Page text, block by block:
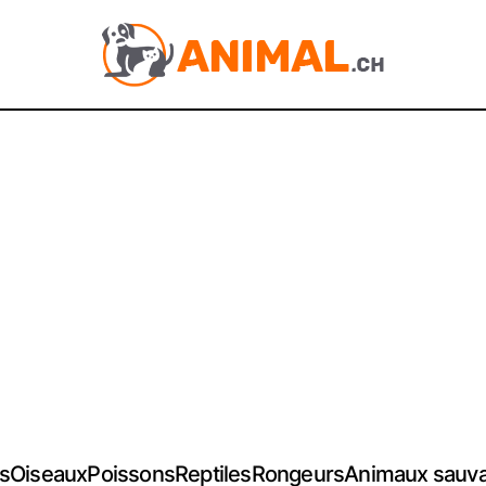
OiseauxPoissonsReptilesRongeursAnimaux